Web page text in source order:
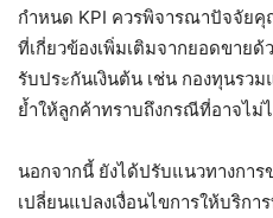
กำหนด KPI ควรพิจารณาปัจจัยคุ
ที่เกี่ยวข้องเพิ่มเติมจากยอดขาย
รับประกันเงินต้น เช่น กองทุนรว
ย้ำให้ลูกค้าทราบถึงกรณีที่อาจไม่
นอกจากนี้ ยังได้ปรับแนวทางกา
เปลี่ยนแปลงเงื่อนไขการให้บริก